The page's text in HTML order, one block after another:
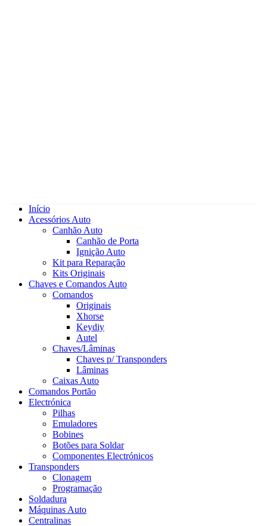
Início
Acessórios Auto
Canhão Auto
Canhão de Porta
Ignição Auto
Kit para Reparação
Kits Originais
Chaves e Comandos Auto
Comandos
Originais
Xhorse
Keydiy
Autel
Chaves/Lâminas
Chaves p/ Transponders
Lâminas
Caixas Auto
Comandos Portão
Electrónica
Pilhas
Emuladores
Bobines
Botões para Soldar
Componentes Electrónicos
Transponders
Clonagem
Programação
Soldadura
Máquinas Auto
Centralinas